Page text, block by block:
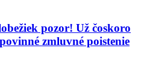
pozor! Už čoskoro
zmluvné poistenie